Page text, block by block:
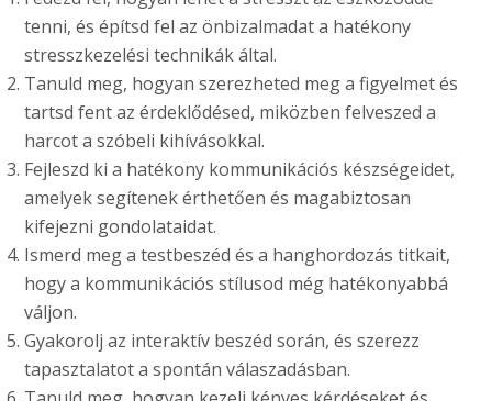
tenni, és építsd fel az önbizalmadat a hatékony
stresszkezelési technikák által.
Tanuld meg, hogyan szerezheted meg a figyelmet és
tartsd fent az érdeklődésed, miközben felveszed a
harcot a szóbeli kihívásokkal.
Fejleszd ki a hatékony kommunikációs készségeidet,
amelyek segítenek érthetően és magabiztosan
kifejezni gondolataidat.
Ismerd meg a testbeszéd és a hanghordozás titkait,
hogy a kommunikációs stílusod még hatékonyabbá
váljon.
Gyakorolj az interaktív beszéd során, és szerezz
tapasztalatot a spontán válaszadásban.